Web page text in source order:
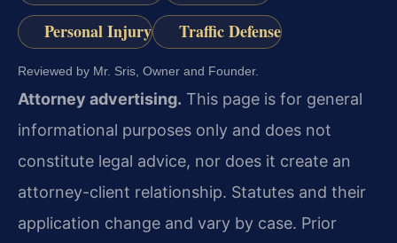
Personal Injury
Traffic Defense
Reviewed by Mr. Sris, Owner and Founder.
Attorney advertising. This page is for general
informational purposes only and does not
constitute legal advice, nor does it create an
attorney-client relationship. Statutes and their
application change and vary by case. Prior